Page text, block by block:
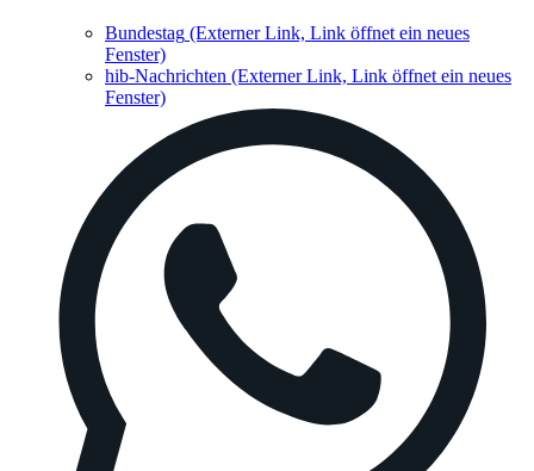
Bundestag (Externer Link, Link öffnet ein neues
Fenster)
hib-Nachrichten (Externer Link, Link öffnet ein neues
Fenster)